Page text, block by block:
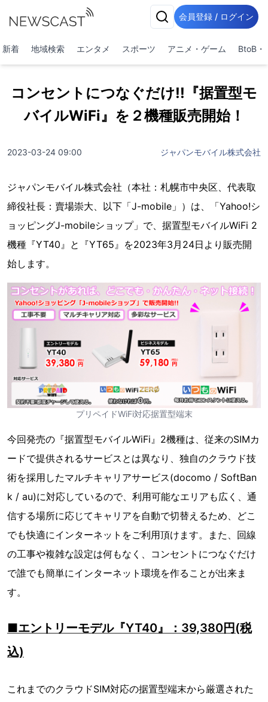
会員登録 / ログイン
新着 地域検索 エンタメ スポーツ アニメ・ゲーム BtoB・
コンセントにつなぐだけ!!『据置型モ
バイルWiFi』を２機種販売開始！
2023-03-24 09:00 ジャパンモバイル株式会社
ジャパンモバイル株式会社（本社：札幌市中央区、代表取
締役社長：賣場崇大、以下「J-mobile」）は、「Yahoo!シ
ョッピングJ-mobileショップ」で、据置型モバイルWiFi 2
機種『YT40』と『YT65』を2023年3月24日より販売開
始します。
プリペイドWiFi対応据置型端末
今回発売の『据置型モバイルWiFi』2機種は、従来のSIMカ
ードで提供されるサービスとは異なり、独自のクラウド技
術を採用したマルチキャリアサービス(docomo / SoftBan
k / au)に対応しているので、利用可能なエリアも広く、通
信する場所に応じてキャリアを自動で切替えるため、どこ
でも快適にインターネットをご利用頂けます。また、回線
の工事や複雑な設定は何もなく、コンセントにつなぐだけ
で誰でも簡単にインターネット環境を作ることが出来ま
す。
■エントリーモデル『YT40』：39,380円(税
込)
これまでのクラウドSIM対応の据置型端末から厳選された